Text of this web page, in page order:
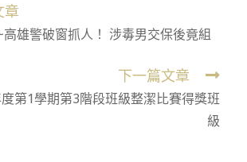
章
雄警破窗抓人！ 涉毒男交保後竟組
下一篇文章
第1學期第3階段班級整潔比賽得獎班
級